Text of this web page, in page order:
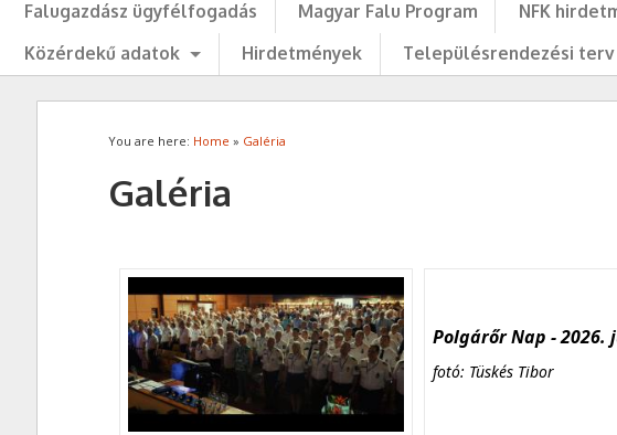
Falugazdász ügyfélfogadás
Magyar Falu Program NFK
Közérdekű adatok
Hirdetmények Településrendezési terv
You are here: Home » Galéria
Galéria
Polgárőr Nap - 2026.
fotó: Tüskés Tibor